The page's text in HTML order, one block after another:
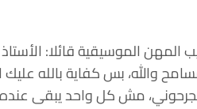
المهن الموسيقية قائلا:
مسامح والله، بس كفاية بالله
مش كل واحد يبقى